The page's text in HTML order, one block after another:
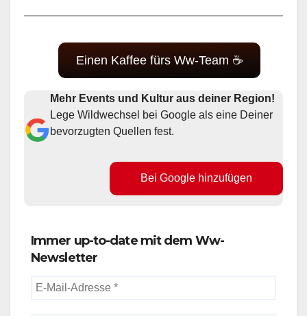
Einen Kaffee fürs Ww-Team ☕
Mehr Events und Kultur aus deiner Region!
Lege Wildwechsel bei Google als eine Deiner
bevorzugten Quellen fest.
Bei Google hinzufügen
Immer up-to-date mit dem Ww-
Newsletter